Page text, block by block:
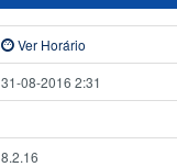
Ver Horário
31-08-2016 2:31
8.2.16